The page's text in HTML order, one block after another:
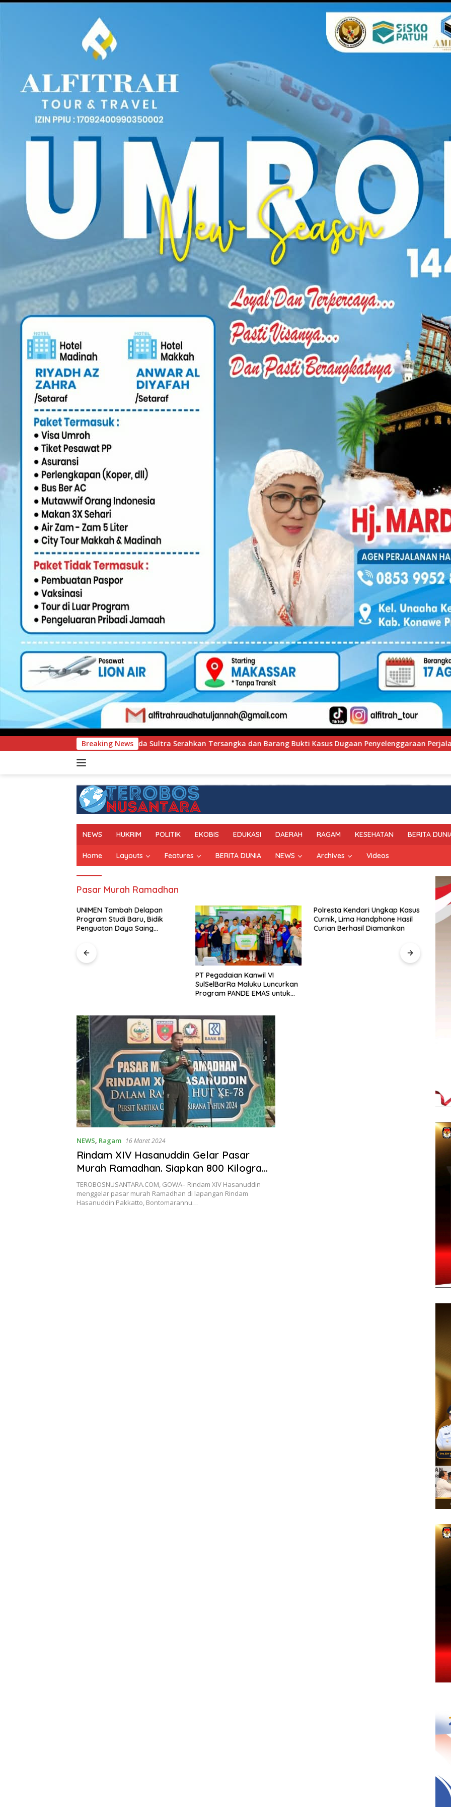
Breaking News
Polda Sultra Serahkan Tersangka dan Barang Bukti Kasus Dugaan Penyelenggaraan Perjalanan Ibadah Umrah Tanpa Izin
NEWS HUKRIM POLITIK EKOBIS EDUKASI DAERAH RAGAM KESEHATAN BERITA
Home Layouts Features BERITA DUNIA NEWS Archives Videos
Pasar Murah Ramadhan
UNIMEN Tambah Delapan
Program Studi Baru, Bidik
Penguatan Daya Saing
PT Pegadaian Kanwil VI
SulSelBarRa Maluku Luncurkan
Program PANDE EMAS untuk
Polresta Kendari Ungkap Kasus
Curnik, Lima Handphone Hasil
Curian Berhasil Diamankan
NEWS, Ragam 16 Maret 2024
Rindam XIV Hasanuddin Gelar Pasar
Murah Ramadhan. Siapkan 800 Kilogram
Beras
TEROBOSNUSANTARA.COM, GOWA– Rindam XIV Hasanuddin
menggelar pasar murah Ramadhan di lapangan Rindam
Hasanuddin Pakkatto, Bontomarannu…